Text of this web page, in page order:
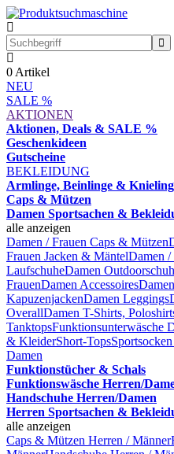
0 Artikel
NEU
SALE %
AKTIONEN
Aktionen, Deals & SALE %
Geschenkideen
Gutscheine
BEKLEIDUNG
Armlinge, Beinlinge &
Caps & Mützen
Damen Sportsachen &
alle anzeigen
Damen / Frauen Caps & Mützen
Frauen Jacken & MäntelDamen /
LaufschuheDamen
FrauenDamen Accessoires
KapuzenjackenDamen Leggings
OverallDamen T-Shirts,
TanktopsFunktionsunterwäsche
& KleiderShort-Tops
Damen
Funktionstücher & Schals
Funktionswäsche Herren/
Handschuhe Herren/Damen
Herren Sportsachen &
alle anzeigen
Caps & Mützen Herren / Männer